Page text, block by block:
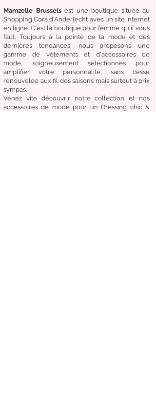
Mamzelle Brussels est une boutique située au
Shopping Cora d'Anderlecht avec un site internet
en ligne. C'est la boutique pour femme qu'il vous
faut. Toujours à la pointe de la mode et des
dernières tendances, nous proposons une
gamme de vêtementset d'accessoires de
mode,
soigneusementsélectionnés pour
amplifier votre personnalité, sans cesse
renouvelée aux fil des saisons mais surtout à prix
sympas.
Venez vite découvrirnotre collection et nos
accessoires de mode pour un Dressing chic &